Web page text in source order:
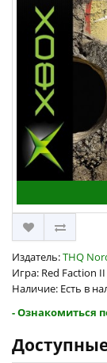
Издатель:THQ
Игра: Red Faction II
Наличие: Есть в
- Ознакомиться